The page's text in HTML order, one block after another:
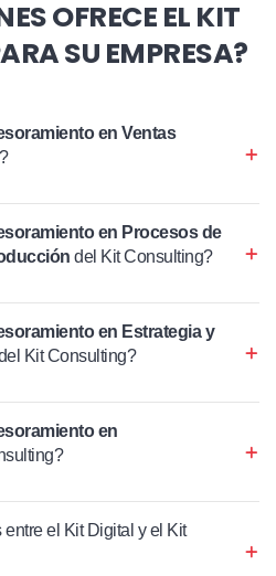
OFRECE EL KIT
SU EMPRESA?
en Ventas
en Procesos de
del Kit Consulting?
en Estrategia y
Kit Consulting?
en
el Kit Digital y el Kit